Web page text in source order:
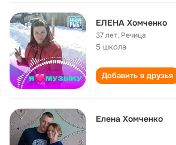
ЕЛЕНА Хомченко
37 лет, Речица
5 школа
Добавить в друзья
Елена Хомченко